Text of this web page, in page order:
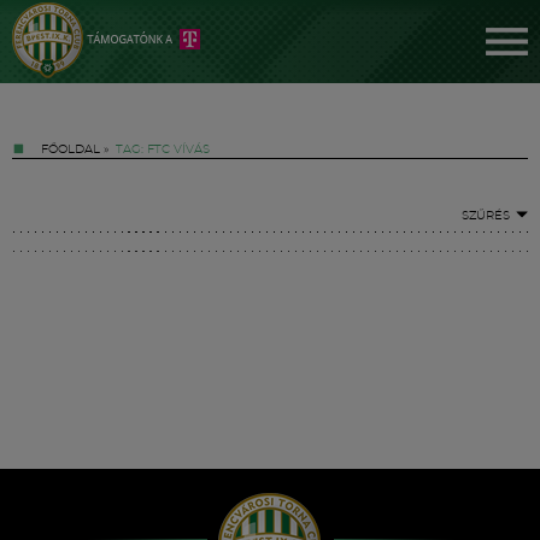
FŐOLDAL » TAG: FTC VÍVÁS
SZŰRÉS
Hírek